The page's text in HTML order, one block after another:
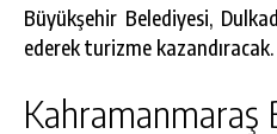
Büyükşehir Belediyesi,
ederek turizme kazandıracak.
Kahramanmaraş